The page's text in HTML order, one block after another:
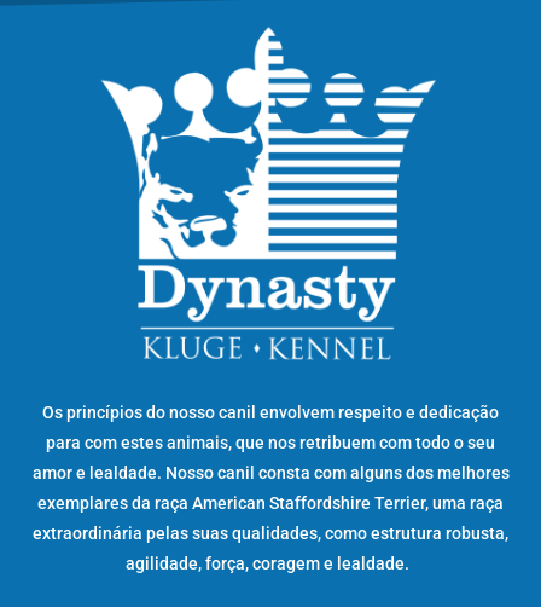
Os princípios do nosso canil envolvem respeito e dedicação
para com estes animais, que nos retribuem com todo o seu
amor e lealdade. Nosso canil consta com alguns dos melhores
exemplares da raça American Staffordshire Terrier, uma raça
extraordinária pelas suas qualidades, como estrutura robusta,
agilidade, força, coragem e lealdade.